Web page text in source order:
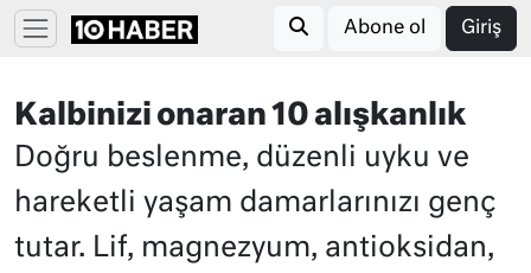
Abone ol Giriş
Kalbinizi onaran 10 alışkanlık
Doğru beslenme, düzenli uyku ve
hareketli yaşam damarlarınızı genç
tutar. Lif, magnezyum, antioksidan,